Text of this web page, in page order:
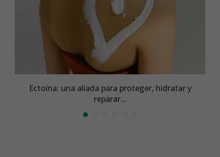
Ectoína: una aliada para proteger, hidratar y
reparar...